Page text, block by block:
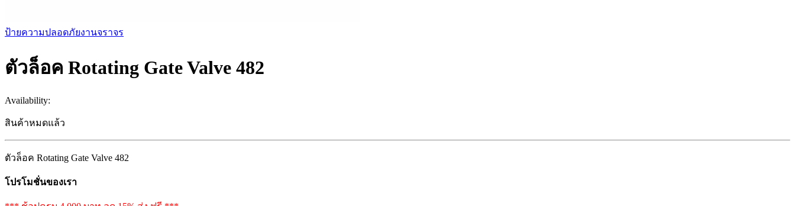
ป้ายความปลอดภัยงานจราจร
ตัวล็อค Rotating Gate Valve 482
Availability:
สินค้าหมดแล้ว
ตัวล็อค Rotating Gate Valve 482
โปรโมชั่นของเรา